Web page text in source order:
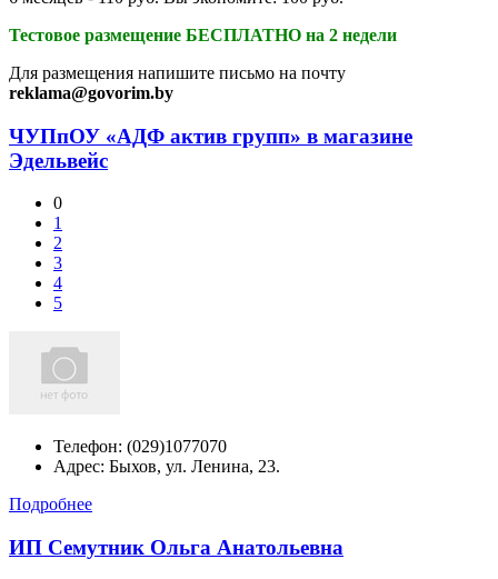
Тестовое размещение БЕСПЛАТНО на 2 недели
Для размещения напишите письмо на почту
reklama@govorim.by
ЧУПпОУ «АДФ актив групп» в магазине
Эдельвейс
0
1
2
3
4
5
Телефон: (029)1077070
Адрес: Быхов, ул. Ленина, 23.
Подробнее
ИП Семутник Ольга Анатольевна